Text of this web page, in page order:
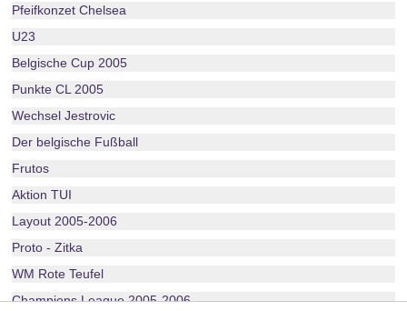
Pfeifkonzet Chelsea
U23
Belgische Cup 2005
Punkte CL 2005
Wechsel Jestrovic
Der belgische Fußball
Frutos
Aktion TUI
Layout 2005-2006
Proto - Zitka
WM Rote Teufel
Champions League 2005-2006